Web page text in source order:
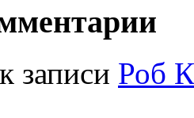
к записи Роб